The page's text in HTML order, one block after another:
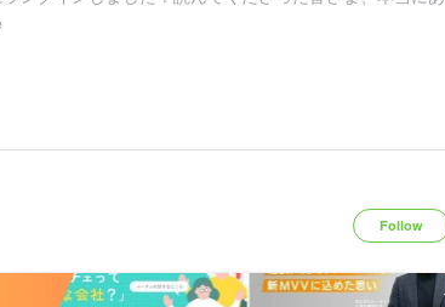
Follow